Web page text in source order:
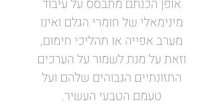
אופן הכנתם מתבסס על עיבוד
מינימאלי של חומרי הגלם ואינו
מערב אפייה או תהליכי חימום,
וזאת על מנת לשמור על הערכים
התזונתיים הגבוהים שלהם ועל
טעמם הטבעי העשיר.